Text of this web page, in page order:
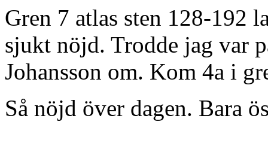
Gren 7 atlas sten 128-192
sjukt nöjd. Trodde jag var
Johansson om. Kom 4a i
Så nöjd över dagen. Bara